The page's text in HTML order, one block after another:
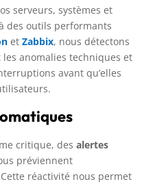
serveurs, systèmes et
des outils performants
et Zabbix, nous détectons
anomalies techniques et
avant qu’elles
critique, des alertes
préviennent
réactivité nous permet